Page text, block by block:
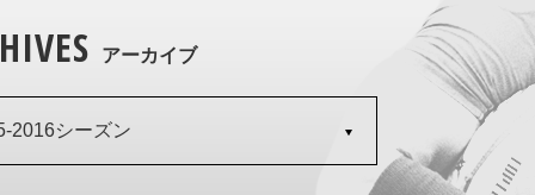
アーカイブ
2016シーズン